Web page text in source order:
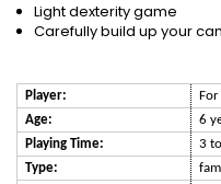
Light dexterity game
Carefully build up your
Player:
Age:
6
Playing Time:
3
Type: